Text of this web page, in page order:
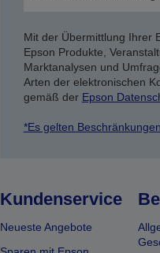
Mit der Übermittlung Ihrer
Epson Produkte,
Marktanalysen und
Arten der elektronischen
gemäß der Epson
*Es gelten Beschränkungen
Kundenservice
Neueste Angebote